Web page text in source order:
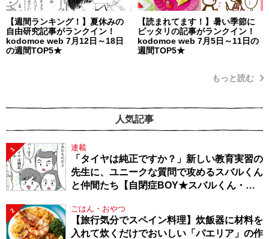
【週間ランキング！】夏休みの
自由研究記事がランクイン！
kodomoe web 7月12日～18日
の週間TOP5★
【読まれてます！】暑い季節に
ピッタリの記事がランクイン！
kodomoe web 7月5日～11日の
週間TOP5★
もっと読む
人気記事
1 連載
「タイヤは純正ですか？」新しい教育実習の
先生に、ユニークな質問で攻めるスバルくん
と仲間たち【自閉症BOY★スバルくん・
2 ごはん・おやつ
【旅行気分でスペイン料理】炊飯器に材料を
入れて炊くだけでおいしい「パエリア」の作